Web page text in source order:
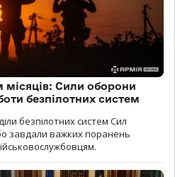
місяців: Сили оборони
безпілотних систем
безпілотних систем Сил
завдали важких поранень